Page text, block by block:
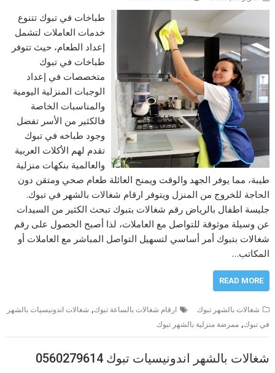
طباخات في تبوك تتنوع
خدمات العاملات لتشمل
إعداد الطعام، حيث تتوفر
طباخات في تبوك
متخصصات في إعداد
الوجبات المنزلية اليومية
والمناسبات الخاصة
فالكثير من الأسر تفضل
وجود طباخه في تبوك
تقدم لهم الأكلات العربية
والعالمية بنكهات منزلية
طيبة، مما يوفر الجهد والوقت ويمنح العائلة طعام صحي ومتقن دون
الحاجة للخروج من المنزل ويتوفر ارقام شغالات بالشهر في تبوك.
جليسة اطفال بالرياض رقم شغالات بتبوك تبحث الكثير من السيدات
عن وسيلة موثوقة للتواصل مع العاملات، لذا أصبح الحصول على رقم
شغالات بتبوك أمر أساسي لتسهيل التواصل المباشر مع العاملات أو
المكاتب…
READ MORE
شغالات بالشهر تبوك ارقام شغالات بالساعة تبوك, شغالات اندونيسيات بالشهر
في تبوك,ممرضة منزلية بالشهر تبوك
شغالات بالشهر اندونيسيات تبوك 0560279614